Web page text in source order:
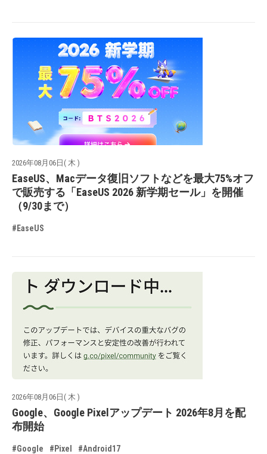
2026年08月06日( 木 )
EaseUS、Macデータ復旧ソフトなどを最大75%オフ
で販売する「EaseUS 2026 新学期セール」を開催
（9/30まで）
#EaseUS
2026年08月06日( 木 )
Google、Google Pixelアップデート 2026年8月を配
布開始
#Google #Pixel #Android17